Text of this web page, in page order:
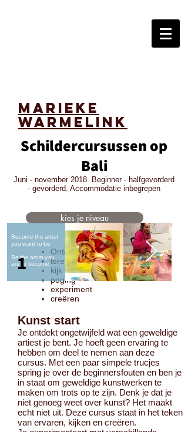
marieke
warmelink
Schildercursussen op
Bali
Juni - november 2018. Beginner - halfgevorderd
- gevorderd. Accommodatie inbegrepen
Kunst start
Je ontdekt ongetwijfeld wat een geweldige
artiest je bent. Je hoeft geen ervaring te
hebben om deel te nemen aan deze
cursus. Met een paar simpele trucjes
spring je over de beginnersfouten en ben je
in staat om geweldige kunstwerken te
maken om trots op te zijn. Denk je dat je
niet genoeg weet over kunst? Het maakt
echt niet uit. Deze cursus staat in het teken
van ervaren, kijken en creëren.
Ontdek
leren
kijk
poging
experiment
creëren
kies je niveau
Become the artist
you want to be
Be the artist you
are to become. ​
1